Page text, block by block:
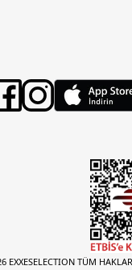
EXXESELECTION TÜM